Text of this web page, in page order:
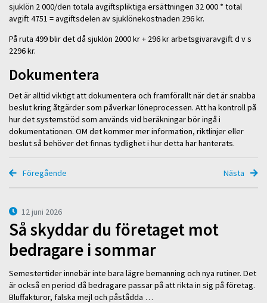
sjuklön 2 000/den totala avgiftspliktiga ersättningen 32 000 * total
avgift 4751 = avgiftsdelen av sjuklönekostnaden 296 kr.
På ruta 499 blir det då sjuklön 2000 kr + 296 kr arbetsgivaravgift d v s
2296 kr.
Dokumentera
Det är alltid viktigt att dokumentera och framförallt när det är snabba
beslut kring åtgärder som påverkar löneprocessen. Att ha kontroll på
hur det systemstöd som används vid beräkningar bör ingå i
dokumentationen. OM det kommer mer information, riktlinjer eller
beslut så behöver det finnas tydlighet i hur detta har hanterats.
Föregående Nästa
12 juni 2026
Så skyddar du företaget mot
bedragare i sommar
Semestertider innebär inte bara lägre bemanning och nya rutiner. Det
är också en period då bedragare passar på att rikta in sig på företag.
Bluffakturor, falska mejl och påstådda …